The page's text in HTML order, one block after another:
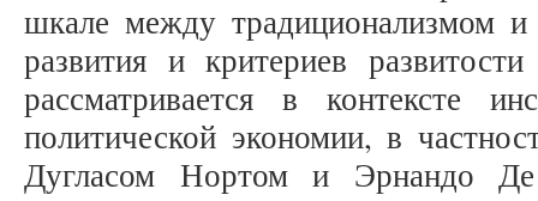
шкале между традиционализмом
развития и критериев
рассматривается в контексте
политической экономии, в
Дугласом Нортом и Эрнандо